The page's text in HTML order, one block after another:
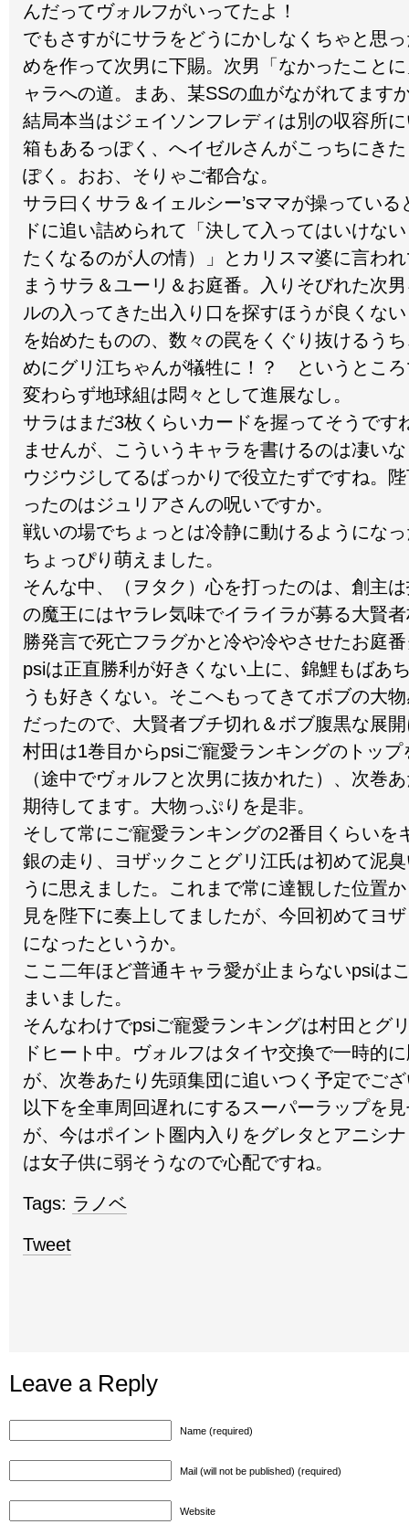
んだってヴォルフがいってたよ！
でもさすがにサラをどうにかしなくちゃと思
めを作って次男に下賜。次男「なかったこと
ャラへの道。まあ、某SSの血がながれてます
結局本当はジェイソンフレディは別の収容所
箱もあるっぽく、へイゼルさんがこっちにき
ぽく。おお、そりゃご都合な。
サラ曰くサラ＆イェルシー’sママが操ってい
ドに追い詰められて「決して入ってはいけな
たくなるのが人の情）」とカリスマ婆に言わ
まうサラ＆ユーリ＆お庭番。入りそびれた次
ルの入ってきた出入り口を探すほうが良くな
を始めたものの、数々の罠をくぐり抜けるう
めにグリ江ちゃんが犠牲に！？ というとこ
変わらず地球組は悶々として進展なし。
サラはまだ3枚くらいカードを握ってそうです
ませんが、こういうキャラを書けるのは凄い
ウジウジしてるばっかりで役立たずですね。
ったのはジュリアさんの呪いですか。
戦いの場でちょっとは冷静に動けるようにな
ちょっぴり萌えました。
そんな中、（ヲタク）心を打ったのは、創主
の魔王にはヤラレ気味でイライラが募る大賢
勝発言で死亡フラグかと冷や冷やさせたお庭
psiは正直勝利が好きくない上に、錦鯉もばあ
うも好きくない。そこへもってきてボブの大
だったので、大賢者ブチ切れ＆ボブ腹黒な展
村田は1巻目からpsiご寵愛ランキングのトッ
（途中でヴォルフと次男に抜かれた）、次巻
期待してます。大物っぷりを是非。
そして常にご寵愛ランキングの2番目くらいを
銀の走り、ヨザックことグリ江氏は初めて泥
うに思えました。これまで常に達観した位置
見を陛下に奏上してましたが、今回初めてヨ
になったというか。
ここ二年ほど普通キャラ愛が止まらないpsiは
まいました。
そんなわけでpsiご寵愛ランキングは村田とグ
ドヒート中。ヴォルフはタイヤ交換で一時的
が、次巻あたり先頭集団に追いつく予定でご
以下を全車周回遅れにするスーパーラップを
が、今はポイント圏内入りをグレタとアニシ
は女子供に弱そうなので心配ですね。
Tags: ラノベ
Tweet
Leave a Reply
Name (required)
Mail (will not be published) (required)
Website